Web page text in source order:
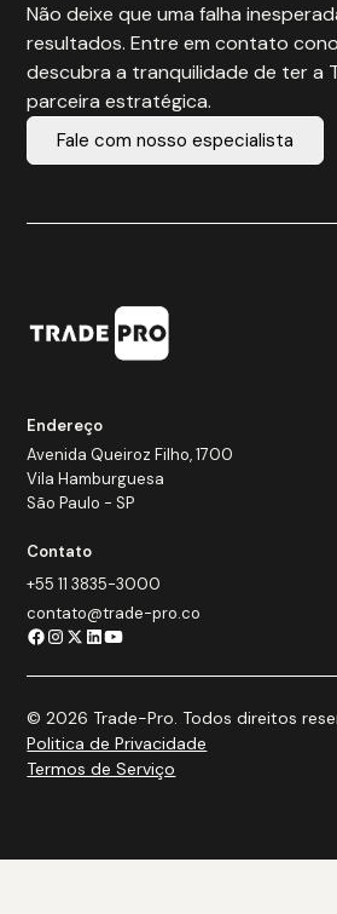
Não deixe que uma falha
resultados. Entre em contato
descubra a tranquilidade de ter a
parceira estratégica.
Fale com nosso especialista
Endereço
Avenida Queiroz Filho, 1700
Vila Hamburguesa
São Paulo - SP
Contato
+55 11 3835-3000
contato@trade-pro.co
© 2026 Trade-Pro. Todos direitos
Politica de Privacidade
Termos de Serviço